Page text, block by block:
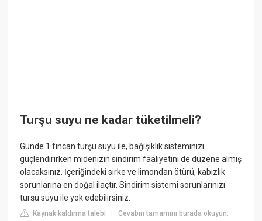
Turşu suyu ne kadar tüketilmeli?
Günde 1 fincan turşu suyu ile, bağışıklık sisteminizi
güçlendirirken midenizin sindirim faaliyetini de düzene almış
olacaksınız. İçeriğindeki sirke ve limondan ötürü, kabızlık
sorunlarına en doğal ilaçtır. Sindirim sistemi sorunlarınızı
turşu suyu ile yok edebilirsiniz.
Kaynak kaldırma talebi |Cevabın tamamını burada okuyun: